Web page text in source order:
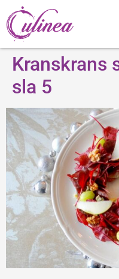
Kranskrans
sla 5